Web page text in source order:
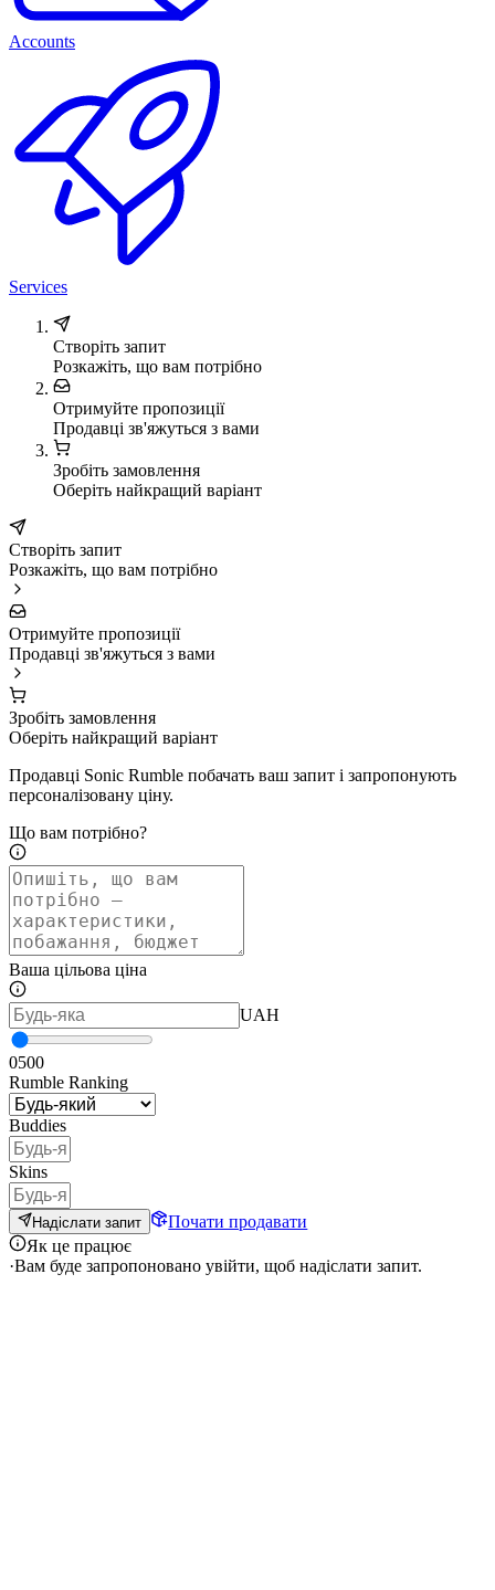
Accounts
Services
Створіть запит
Розкажіть, що вам потрібно
Отримуйте пропозиції
Продавці зв'яжуться з вами
Зробіть замовлення
Оберіть найкращий варіант
Створіть запит
Розкажіть, що вам потрібно
Отримуйте пропозиції
Продавці зв'яжуться з вами
Зробіть замовлення
Оберіть найкращий варіант
Продавці Sonic Rumble побачать ваш запит і запропонують
персоналізовану ціну.
Що вам потрібно?
Ваша цільова ціна
UAH
0500
Rumble Ranking
Buddies
Skins
Надіслати запит
Почати продавати
Як це працює
·Вам буде запропоновано увійти, щоб надіслати запит.